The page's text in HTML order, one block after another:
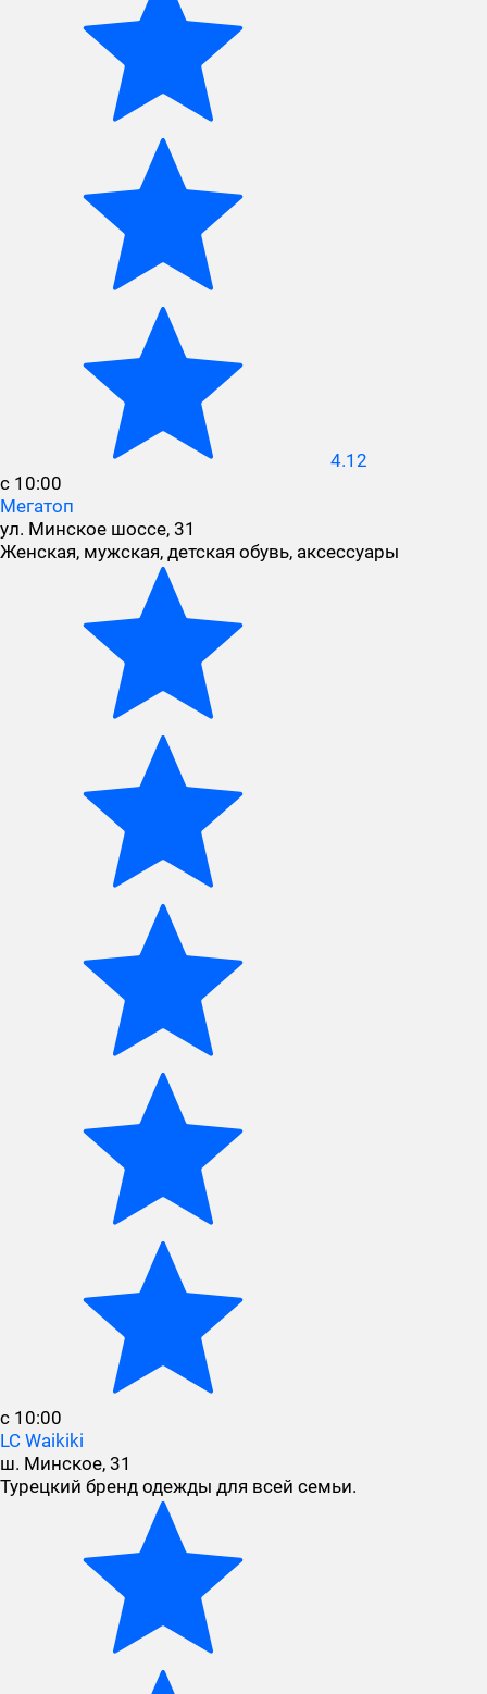
4.12
с 10:00
Мегатоп
ул. Минское шоссе, 31
Женская, мужская, детская обувь, аксессуары
с 10:00
LC Waikiki
ш. Минское, 31
Турецкий бренд одежды для всей семьи.